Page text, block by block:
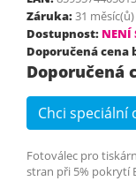
Záruka:31 měsíc(ů)
Dostupnost: NENÍ
Doporučená cena
Doporučená
Chci speciální
Fotoválec pro
stran při 5% pokrytí